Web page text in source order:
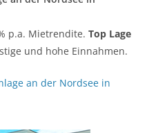
p.a. Mietrendite. Top Lage
und hohe Einnahmen.
an der Nordsee in